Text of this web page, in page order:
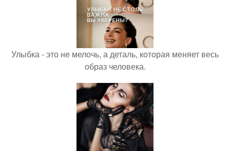
Улыбка - это не мелочь, а деталь, которая меняет весь
образ человека.